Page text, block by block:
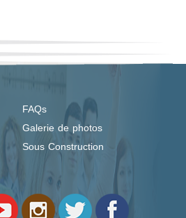
FAQs
Galerie de photos
Sous Construction